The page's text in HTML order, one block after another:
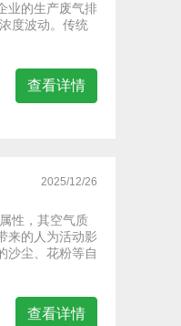
业的生产废气排
度波动。传统
查看详情
2025/12/26
性，其空气质
来的人为活动影
沙尘、花粉等自
查看详情